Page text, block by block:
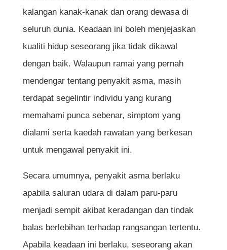
kalangan kanak-kanak dan orang dewasa di
seluruh dunia. Keadaan ini boleh menjejaskan
kualiti hidup seseorang jika tidak dikawal
dengan baik. Walaupun ramai yang pernah
mendengar tentang penyakit asma, masih
terdapat segelintir individu yang kurang
memahami punca sebenar, simptom yang
dialami serta kaedah rawatan yang berkesan
untuk mengawal penyakit ini.
Secara umumnya, penyakit asma berlaku
apabila saluran udara di dalam paru-paru
menjadi sempit akibat keradangan dan tindak
balas berlebihan terhadap rangsangan tertentu.
Apabila keadaan ini berlaku, seseorang akan